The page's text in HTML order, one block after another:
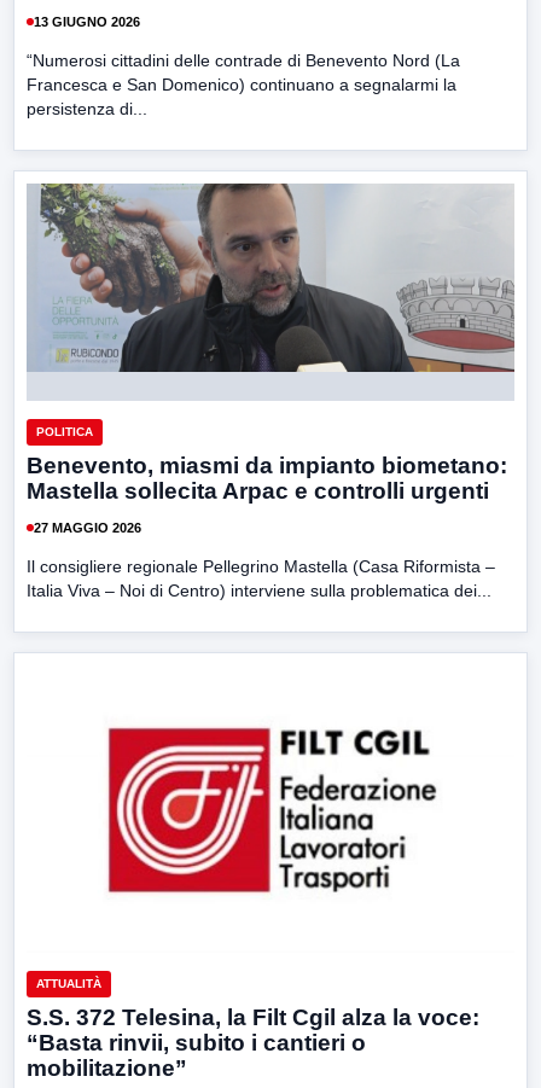
13 GIUGNO 2026
“Numerosi cittadini delle contrade di Benevento Nord (La
Francesca e San Domenico) continuano a segnalarmi la
persistenza di...
POLITICA
Benevento, miasmi da impianto biometano:
Mastella sollecita Arpac e controlli urgenti
27 MAGGIO 2026
Il consigliere regionale Pellegrino Mastella (Casa Riformista –
Italia Viva – Noi di Centro) interviene sulla problematica dei...
ATTUALITÀ
S.S. 372 Telesina, la Filt Cgil alza la voce:
“Basta rinvii, subito i cantieri o
mobilitazione”